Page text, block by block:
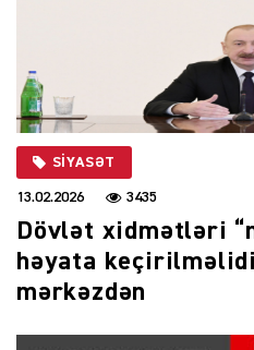
SIYASƏT
13.02.2026 3435
Dövlət xidmətləri
həyata
mərkəzdən